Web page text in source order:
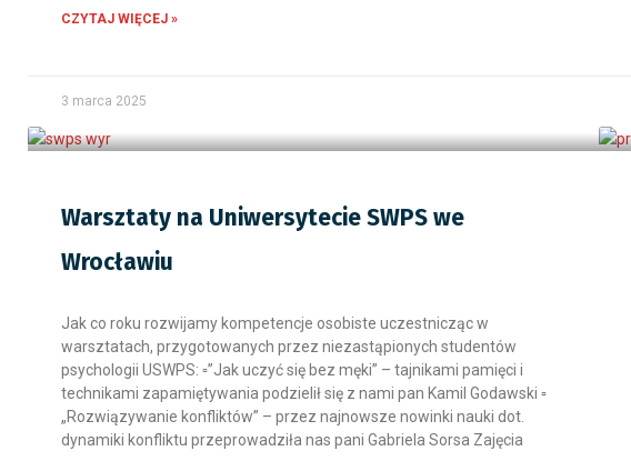
CZYTAJ WIĘCEJ »
3 marca 2025
Warsztaty na Uniwersytecie SWPS we
Wrocławiu
Jak co roku rozwijamy kompetencje osobiste uczestnicząc w
warsztatach, przygotowanych przez niezastąpionych studentów
psychologii USWPS: ▫️”Jak uczyć się bez męki” – tajnikami pamięci i
technikami zapamiętywania podzielił się z nami pan Kamil Godawski ▫️
„Rozwiązywanie konfliktów” – przez najnowsze nowinki nauki dot.
dynamiki konfliktu przeprowadziła nas pani Gabriela Sorsa Zajęcia